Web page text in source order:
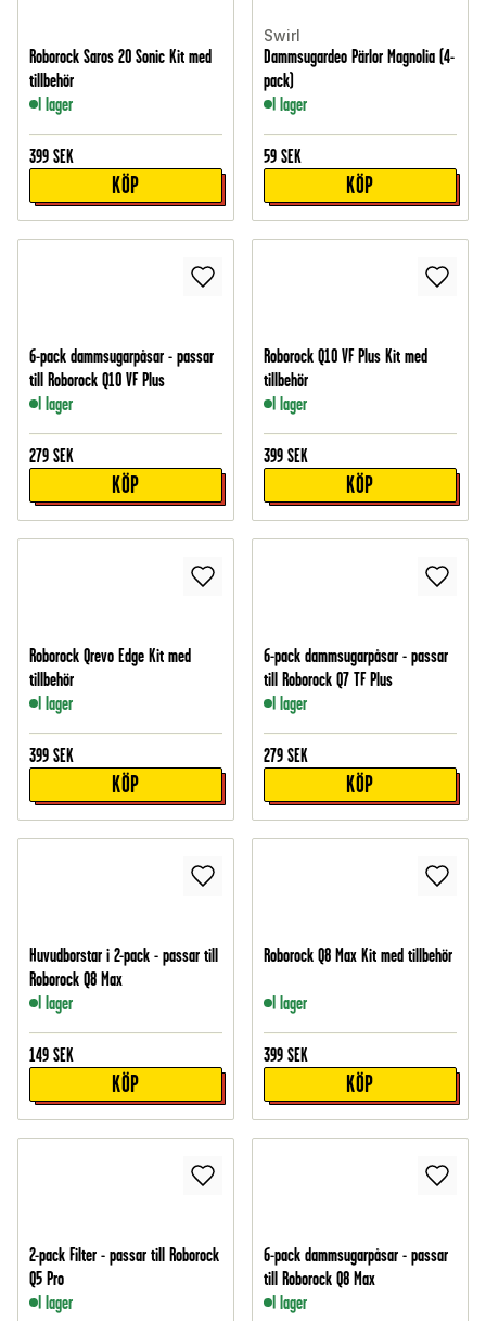
Roborock Saros 20 Sonic Kit med
tillbehör
I lager
399 SEK
KÖP
Swirl
Dammsugardeo Pärlor Magnolia (4-
pack)
I lager
59 SEK
KÖP
6-pack dammsugarpåsar - passar
till Roborock Q10 VF Plus
I lager
279 SEK
KÖP
Roborock Q10 VF Plus Kit med
tillbehör
I lager
399 SEK
KÖP
Roborock Qrevo Edge Kit med
tillbehör
I lager
399 SEK
KÖP
6-pack dammsugarpåsar - passar
till Roborock Q7 TF Plus
I lager
279 SEK
KÖP
Huvudborstar i 2-pack - passar till
Roborock Q8 Max
I lager
149 SEK
KÖP
Roborock Q8 Max Kit med tillbehör
I lager
399 SEK
KÖP
2-pack Filter - passar till Roborock
Q5 Pro
I lager
6-pack dammsugarpåsar - passar
till Roborock Q8 Max
I lager